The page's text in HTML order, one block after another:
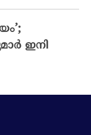
ഇനി